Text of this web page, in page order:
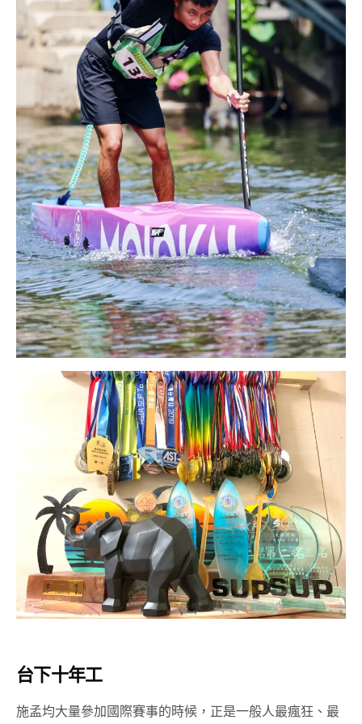
台下十年工
施孟均大量參加國際賽事的時候，正是一般人最瘋狂、最